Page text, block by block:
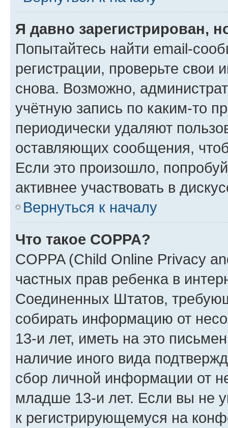
Я давно зарегистрирован,
Попытайтесь найти email-
регистрации, проверьте свои
снова. Возможно,
учётную запись по каким-то
периодически удаляют
оставляющих сообщения,
Если это произошло,
активнее участвовать в
Вернуться к началу
Что такое COPPA?
COPPA (Child Online Privacy
частных прав ребенка в
Соединенных Штатов,
собирать информацию от
13-и лет, иметь на это
наличие иного вида
сбор личной информации от
младше 13-и лет. Если вы не
к регистрирующемуся на